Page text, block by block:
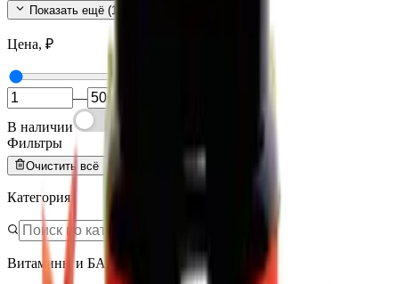
Показать ещё (15
Цена, ₽
—
В наличии
Фильтры
Очистить всё
Категория
Витамины и БАД